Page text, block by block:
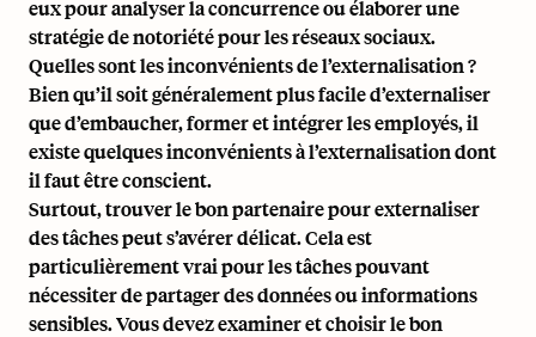
eux pour analyser la concurrence ou élaborer une
stratégie de notoriété pour les réseaux sociaux.
Quelles sont les inconvénients de l’externalisation ?
Bien qu’il soit généralement plus facile d’externaliser
que d’embaucher, former etintégrer les employés, il
existe quelques inconvénients à l’externalisation dont
il faut être conscient.
Surtout, trouver le bon partenaire pour externaliser
des tâches peut s’avérer délicat. Cela est
particulièrement vrai pour les tâches pouvant
nécessiter de partager des données ou informations
sensibles. Vous devez examiner et choisir le bon